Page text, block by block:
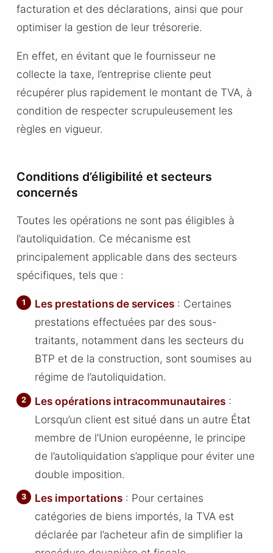
facturation et des déclarations, ainsi que pour
optimiser la gestion de leur trésorerie.
En effet, en évitant que le fournisseur ne
collecte la taxe, l’entreprise cliente peut
récupérer plus rapidement le montant de TVA, à
condition de respecter scrupuleusement les
règles en vigueur.
Conditions d’éligibilité et secteurs
concernés
Toutes les opérations ne sont pas éligibles à
l’autoliquidation. Ce mécanisme est
principalement applicable dans des secteurs
spécifiques, tels que :
Les prestations de services : Certaines
prestations effectuées par des sous-
traitants, notamment dans les secteurs du
BTP et de la construction, sont soumises au
régime de l’autoliquidation.
Les opérations intracommunautaires :
Lorsqu’un client est situé dans un autre État
membre de l’Union européenne, le principe
de l’autoliquidation s’applique pour éviter une
double imposition.
Les importations : Pour certaines
catégories de biens importés, la TVA est
déclarée par l’acheteur afin de simplifier la